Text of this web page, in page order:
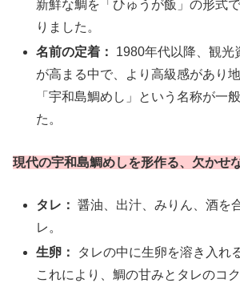
新鮮な鯛を「ひゅうが飯」の形式
りました。
名前の定着：
1980年代以降、観光
が高まる中で、より高級感があり
「宇和島鯛めし」という名称が一
た。
現代の宇和島鯛めしを形作る、欠かせ
タレ： 醤油、出汁、みりん、酒を
レ。
生卵：
タレの中に生卵を溶き入れ
これにより、鯛の甘みとタレのコ